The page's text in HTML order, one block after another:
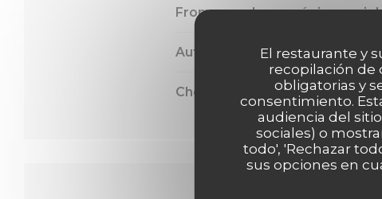
El restaurante y
recopilación de
obligatorias y
consentimiento.
audiencia del
sociales) o
todo', 'Rechazar
sus opciones en
Fromages de nos régions, miel
Autour des fruits rouges,
Chocolat Weiss en